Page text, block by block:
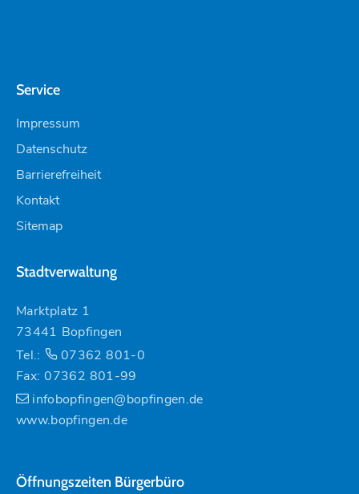
Service
Impressum
Datenschutz
Barrierefreiheit
Kontakt
Sitemap
Stadtverwaltung
Marktplatz 1
73441 Bopfingen
Tel.:
07362 801-0
Fax: 07362 801-99
infobopfingen@bopfingen.de
www.bopfingen.de
Öffnungszeiten Bürgerbüro